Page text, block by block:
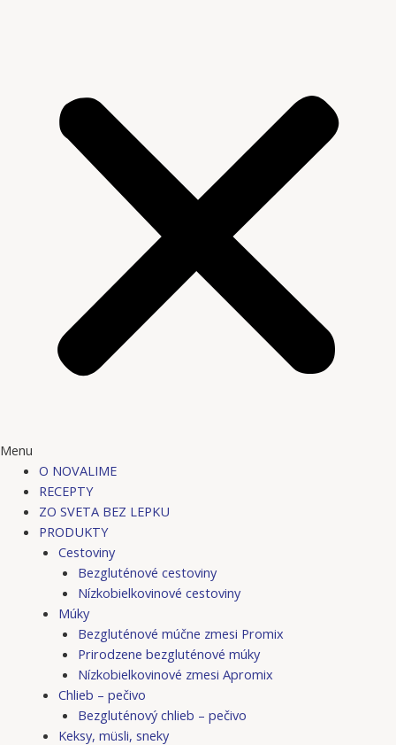
Menu
O NOVALIME
RECEPTY
ZO SVETA BEZ LEPKU
PRODUKTY
Cestoviny
Bezgluténové cestoviny
Nízkobielkovinové cestoviny
Múky
Bezgluténové múčne zmesi Promix
Prirodzene bezgluténové múky
Nízkobielkovinové zmesi Apromix
Chlieb – pečivo
Bezgluténový chlieb – pečivo
Keksy, müsli, sneky